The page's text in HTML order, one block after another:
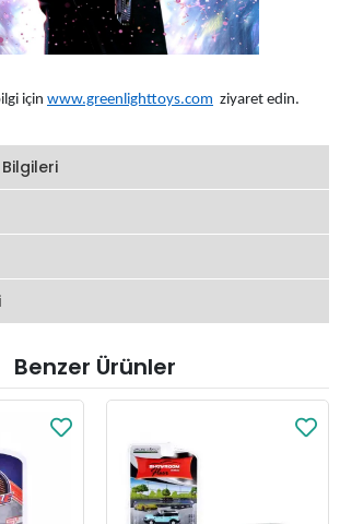
için www.greenlighttoys.com ziyaret edin.
Benzer Ürünler